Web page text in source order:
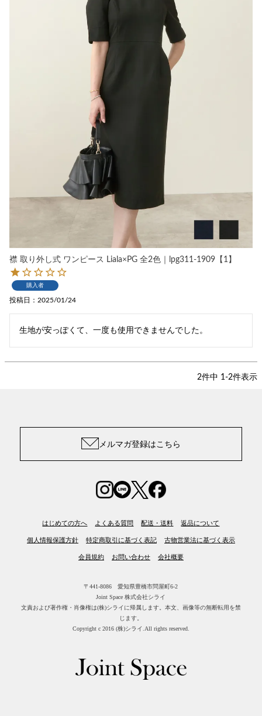
襟 取り外し式 ワンピース Liala×PG 全2色｜lpg311-1909【1】
購入者
投稿日 2025/01/24
生地が安っぽくて、一度も使用できませんでした。
2件中 1 -2件表示
メルマガ登録はこちら
はじめての方へ よくある質問 配送・送料 返品について
個人情報保護方針 特定商取引に基づく表記 古物営業法に基づく表示
会員規約 お問い合わせ 会社概要
〒441-8086 愛知県豊橋市問屋町6-2
Joint Space 株式会社シライ
文責および著作権・肖像権は(株)シライに帰属します。 本文、画像等の無断転用を禁
じます。
Copyright c 2016 (株)シライ.All rights reserved.